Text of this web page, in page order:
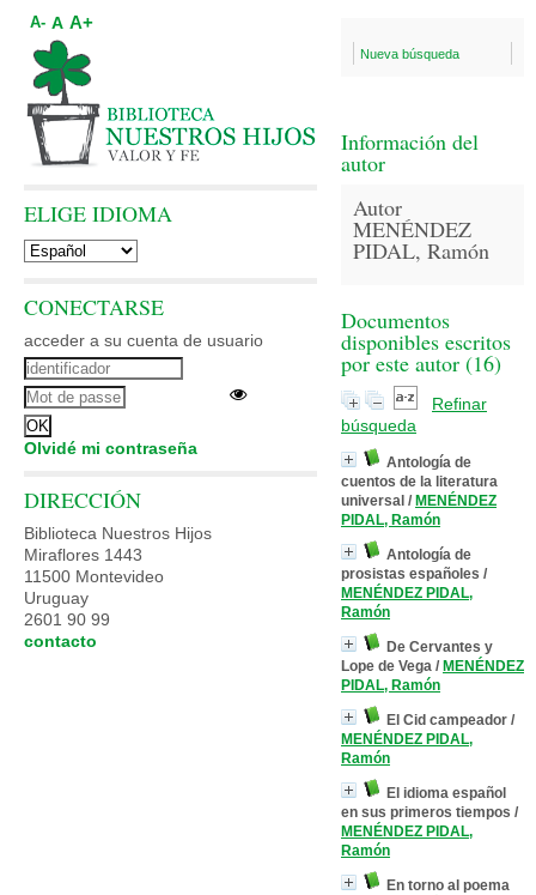
Nueva búsqueda
Información del
autor
Autor
MENÉNDEZ
PIDAL, Ramón
Documentos
disponibles escritos
por este autor (16)
Refinar
búsqueda
Antología de
cuentos de la literatura
universal / MENÉNDEZ
PIDAL, Ramón
Antología de
prosistas españoles /
MENÉNDEZ PIDAL,
Ramón
De Cervantes y
Lope de Vega / MENÉNDEZ
PIDAL, Ramón
El Cid campeador /
MENÉNDEZ PIDAL,
Ramón
El idioma español
en sus primeros tiempos /
MENÉNDEZ PIDAL,
Ramón
En torno al poema
A- A A+
ELIGE IDIOMA
CONECTARSE
acceder a su cuenta de usuario
Olvidé mi contraseña
DIRECCIÓN
Biblioteca Nuestros Hijos
Miraflores 1443
11500 Montevideo
Uruguay
2601 90 99
contacto